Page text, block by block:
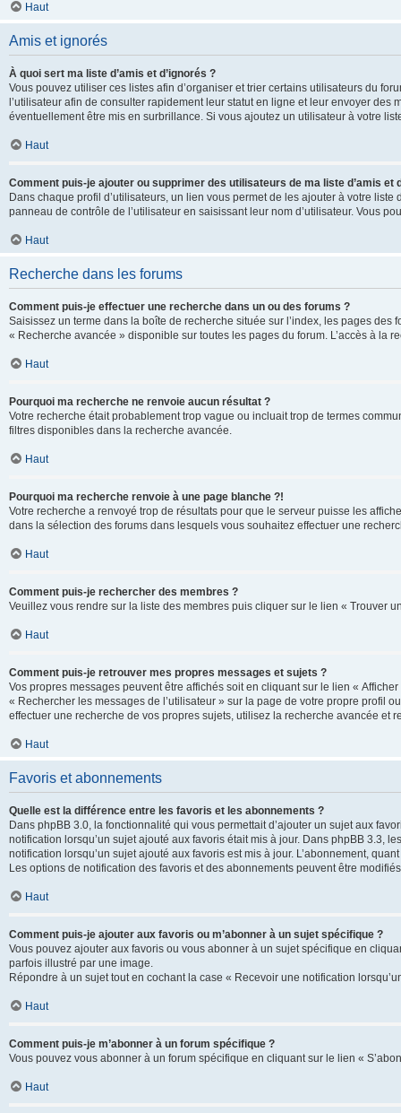
Haut
Amis et ignorés
À quoi sert ma liste d’amis et d’ignorés ?
Vous pouvez utiliser ces listes afin d’organiser et trier certains utilisateurs du
l’utilisateur afin de consulter rapidement leur statut en ligne et leur envoyer
éventuellement être mis en surbrillance. Si vous ajoutez un utilisateur à votre
Haut
Comment puis-je ajouter ou supprimer des utilisateurs de ma liste d’amis et
Dans chaque profil d’utilisateurs, un lien vous permet de les ajouter à votre
panneau de contrôle de l’utilisateur en saisissant leur nom d’utilisateur. Vous
Haut
Recherche dans les forums
Comment puis-je effectuer une recherche dans un ou des forums ?
Saisissez un terme dans la boîte de recherche située sur l’index, les pages
« Recherche avancée » disponible sur toutes les pages du forum. L’accès à la
Haut
Pourquoi ma recherche ne renvoie aucun résultat ?
Votre recherche était probablement trop vague ou incluait trop de termes
filtres disponibles dans la recherche avancée.
Haut
Pourquoi ma recherche renvoie à une page blanche ?!
Votre recherche a renvoyé trop de résultats pour que le serveur puisse les
dans la sélection des forums dans lesquels vous souhaitez effectuer une
Haut
Comment puis-je rechercher des membres ?
Veuillez vous rendre sur la liste des membres puis cliquer sur le lien « Trouver
Haut
Comment puis-je retrouver mes propres messages et sujets ?
Vos propres messages peuvent être affichés soit en cliquant sur le lien «
« Rechercher les messages de l’utilisateur » sur la page de votre propre profil
effectuer une recherche de vos propres sujets, utilisez la recherche avancée
Haut
Favoris et abonnements
Quelle est la différence entre les favoris et les abonnements ?
Dans phpBB 3.0, la fonctionnalité qui vous permettait d’ajouter un sujet aux
notification lorsqu’un sujet ajouté aux favoris était mis à jour. Dans phpBB 3.3,
notification lorsqu’un sujet ajouté aux favoris est mis à jour. L’abonnement,
Les options de notification des favoris et des abonnements peuvent être
Haut
Comment puis-je ajouter aux favoris ou m’abonner à un sujet spécifique ?
Vous pouvez ajouter aux favoris ou vous abonner à un sujet spécifique en
parfois illustré par une image.
Répondre à un sujet tout en cochant la case « Recevoir une notification
Haut
Comment puis-je m’abonner à un forum spécifique ?
Vous pouvez vous abonner à un forum spécifique en cliquant sur le lien «
Haut